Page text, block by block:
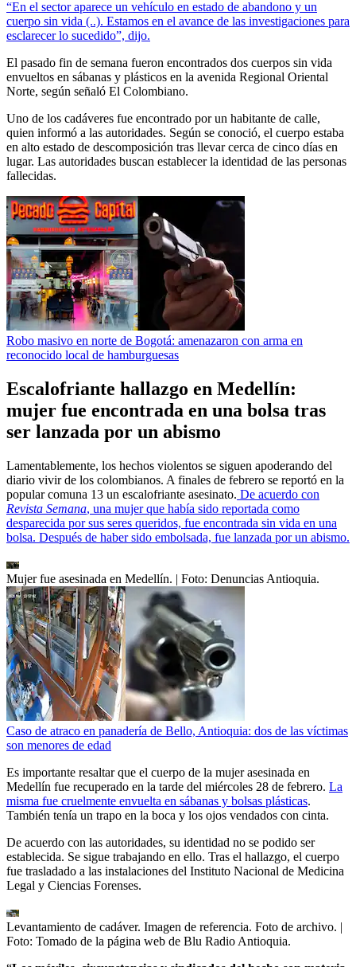
“En el sector aparece un vehículo en estado de abandono y un
cuerpo sin vida (..). Estamos en el avance de las investigaciones para
esclarecer lo sucedido”, dijo.
El pasado fin de semana fueron encontrados dos cuerpos sin vida
envueltos en sábanas y plásticos en la avenida Regional Oriental
Norte, según señaló El Colombiano.
Uno de los cadáveres fue encontrado por un habitante de calle,
quien informó a las autoridades. Según se conoció, el cuerpo estaba
en alto estado de descomposición tras llevar cerca de cinco días en
lugar. Las autoridades buscan establecer la identidad de las personas
fallecidas.
Robo masivo en norte de Bogotá: amenazaron con arma en
reconocido local de hamburguesas
Escalofriante hallazgo en Medellín:
mujer fue encontrada en una bolsa tras
ser lanzada por un abismo
Lamentablemente, los hechos violentos se siguen apoderando del
diario vivir de los colombianos. A finales de febrero se reportó en la
popular comuna 13 un escalofriante asesinato. De acuerdo con
Revista Semana, una mujer que había sido reportada como
desparecida por sus seres queridos, fue encontrada sin vida en una
bolsa. Después de haber sido embolsada, fue lanzada por un abismo.
Mujer fue asesinada en Medellín. | Foto: Denuncias Antioquia.
Caso de atraco en panadería de Bello, Antioquia: dos de las víctimas
son menores de edad
Es importante resaltar que el cuerpo de la mujer asesinada en
Medellín fue recuperado en la tarde del miércoles 28 de febrero. La
misma fue cruelmente envuelta en sábanas y bolsas plásticas.
También tenía un trapo en la boca y los ojos vendados con cinta.
De acuerdo con las autoridades, su identidad no se podido ser
establecida. Se sigue trabajando en ello. Tras el hallazgo, el cuerpo
fue trasladado a las instalaciones del Instituto Nacional de Medicina
Legal y Ciencias Forenses.
Levantamiento de cadáver. Imagen de referencia. Foto de archivo. |
Foto: Tomado de la página web de Blu Radio Antioquia.